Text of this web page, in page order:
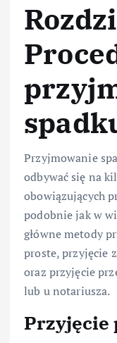
Przyjmowanie
odbywać się na
obowiązujących
podobnie jak w
główne metody
proste, przyjęcie
oraz przyjęcie
lub u notariusza.
Przyjęcie